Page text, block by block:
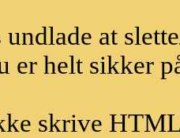
undlade at
er helt sikker
skrive